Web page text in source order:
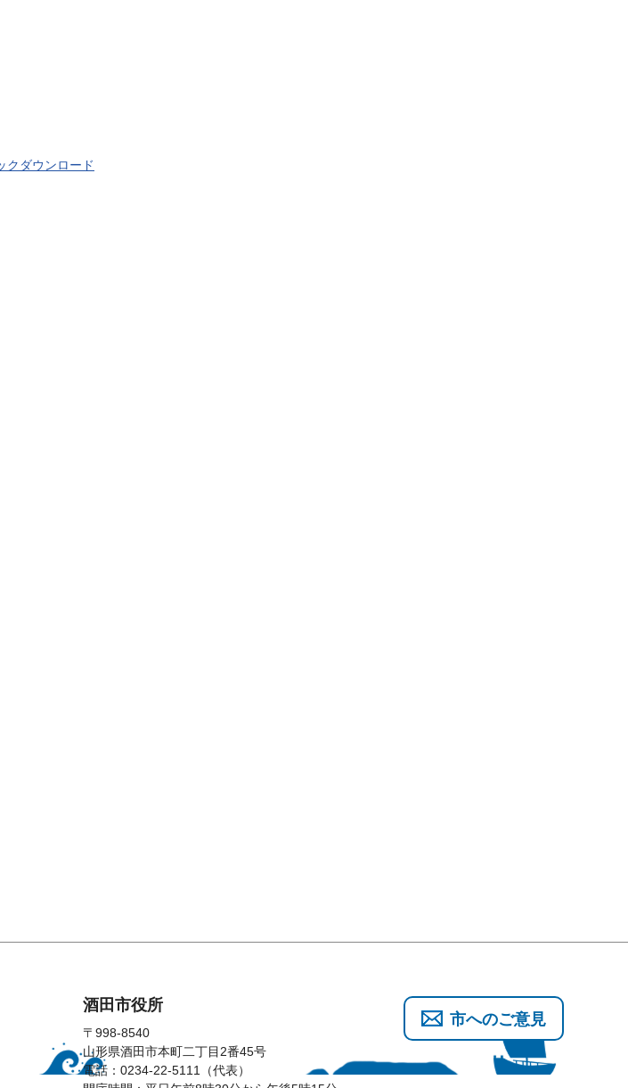
クダウンロード
酒田市役所
〒998-8540
山形県酒田市本町二丁目2番45号
電話：0234-22-5111（代表）
市へのご意見